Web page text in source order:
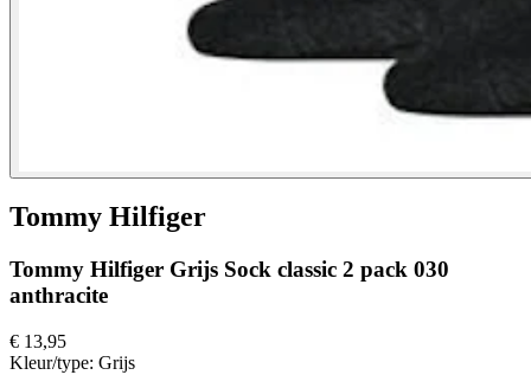
Tommy Hilfiger
Tommy Hilfiger Grijs Sock classic 2 pack 030
anthracite
€ 13,95
Kleur/type: Grijs